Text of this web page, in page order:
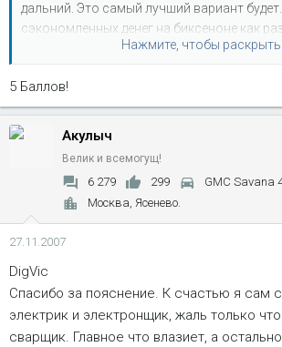
дальний. Это самый лучший вариант
сэкономленных денег на биксеноне как
на комплект дополнительных фар. Думаю
фары можно сразу на ближний-дальний
приятнее ездить будет
Нажмите, чтобы
5 Баллов!
Акулыч
Велик и всемогущ!
6 279 299
GMC Savana
Москва, Ясенево.
27.11.2007
DigVic
Спасибо за пояснение. К счастью я сам
электрик и электронщик, жаль только
сварщик. Главное что влазиет, а